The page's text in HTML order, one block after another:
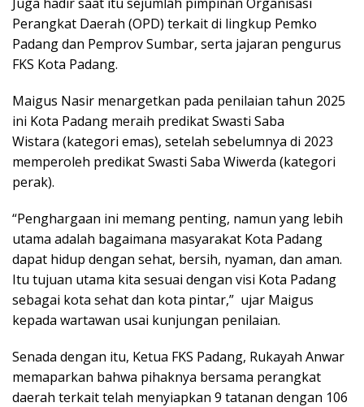
Perangkat Daerah (OPD) terkait di lingkup Pemko
Padang dan Pemprov Sumbar, serta jajaran pengurus
FKS Kota Padang.
Maigus Nasir menargetkan pada penilaian tahun 2025
ini Kota Padang meraih predikat Swasti Saba
Wistara (kategori emas), setelah sebelumnya di 2023
memperoleh predikat Swasti Saba Wiwerda (kategori
perak).
“Penghargaan ini memang penting, namun yang lebih
utama adalah bagaimana masyarakat Kota Padang
dapat hidup dengan sehat, bersih, nyaman, dan aman.
Itu tujuan utama kita sesuai dengan visi Kota Padang
sebagai kota sehat dan kota pintar,” ujar Maigus
kepada wartawan usai kunjungan penilaian.
Senada dengan itu, Ketua FKS Padang, Rukayah Anwar
memaparkan bahwa pihaknya bersama perangkat
daerah terkait telah menyiapkan 9 tatanan dengan 106